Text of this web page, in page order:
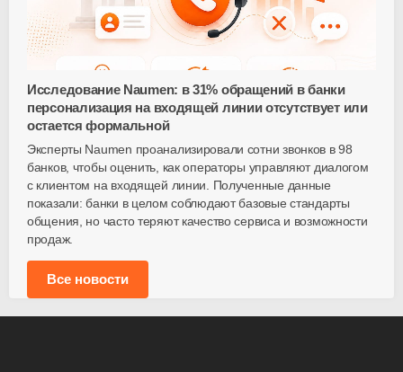
Исследование Naumen: в 31% обращений в банки
персонализация на входящей линии отсутствует или
остается формальной
Эксперты Naumen проанализировали сотни звонков в 98
банков, чтобы оценить, как операторы управляют диалогом
с клиентом на входящей линии. Полученные данные
показали: банки в целом соблюдают базовые стандарты
общения, но часто теряют качество сервиса и возможности
продаж.
Все новости